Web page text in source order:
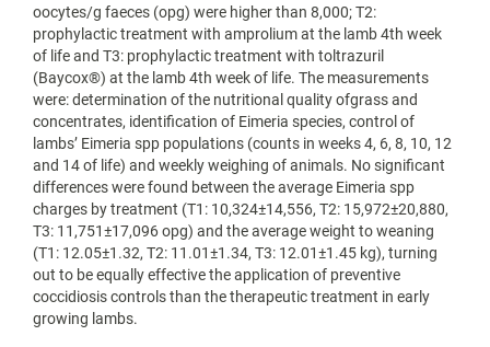
oocytes/g faeces (opg) were higher than 8,000; T2:
prophylactic treatment with amprolium at the lamb 4th week
of life and T3: prophylactic treatment with toltrazuril
(Baycox®) at the lamb 4th week of life. The measurements
were: determination of the nutritional quality ofgrass and
concentrates, identification of Eimeria species, control of
lambs’ Eimeria spp populations (counts in weeks 4, 6, 8, 10, 12
and 14 of life) and weekly weighing of animals. No significant
differences were found between the average Eimeria spp
charges by treatment (T1: 10,324±14,556, T2: 15,972±20,880,
T3: 11,751±17,096 opg) and the average weight to weaning
(T1: 12.05±1.32, T2: 11.01±1.34, T3: 12.01±1.45 kg), turning
out to be equally effective the application of preventive
coccidiosis controls than the therapeutic treatment in early
growing lambs.